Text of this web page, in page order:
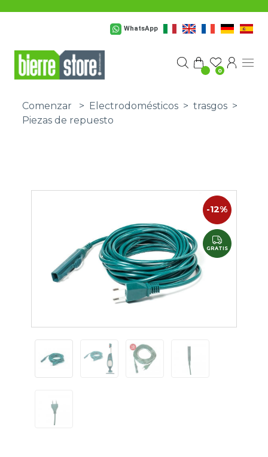
WhatsApp
0
Comenzar > Electrodomésticos > trasgos >
Piezas de repuesto
-12%
GRATIS